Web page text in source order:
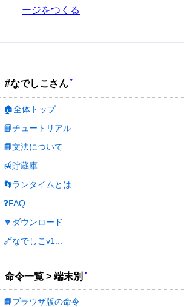
ージをつくる
#なでしこさん *
🏠全体トップ
📙チュートリアル
📙文法について
🍯貯蔵庫
👣ランタイムとは
❓FAQ...
🔽ダウンロード
🔗なでしこv1...
命令一覧 > 端末別 *
📙ブラウザ版の命令